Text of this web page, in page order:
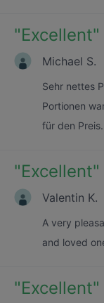
"Excellent"
Michael S.
Sehr nettes
Portionen
für den Preis.
"Excellent"
Valentin K.
A very
and loved
"Excellent"